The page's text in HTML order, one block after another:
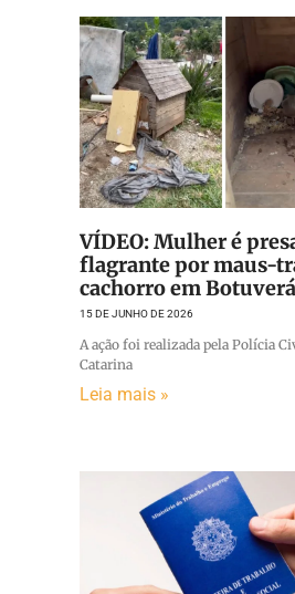
VÍDEO: Mulher é
flagrante por maus-
cachorro em Botuverá
15 DE JUNHO DE 2026
A ação foi realizada pela Polícia
Catarina
Leia mais »